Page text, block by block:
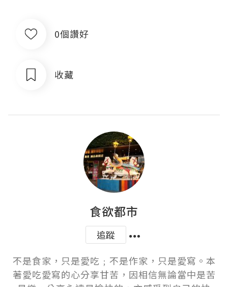
0個讚好
收藏
食欲都市
追蹤
不是食家，只是愛吃﹔不是作家，只是愛寫。本
著愛吃愛寫的心分享甘苦，因相信無論當中是苦